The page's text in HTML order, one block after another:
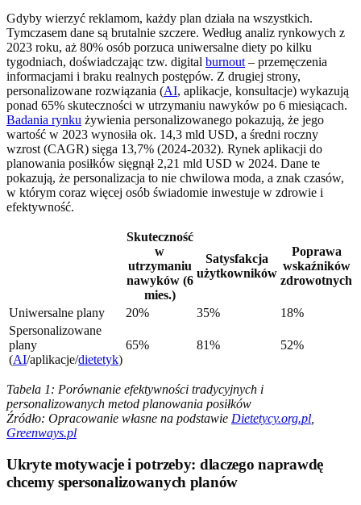
Gdyby wierzyć reklamom, każdy plan działa na wszystkich.
Tymczasem dane są brutalnie szczere. Według analiz rynkowych z
2023 roku, aż 80% osób porzuca uniwersalne diety po kilku
tygodniach, doświadczając tzw. digital burnout – przemęczenia
informacjami i braku realnych postępów. Z drugiej strony,
personalizowane rozwiązania (AI, aplikacje, konsultacje) wykazują
ponad 65% skuteczności w utrzymaniu nawyków po 6 miesiącach.
Badania rynku żywienia personalizowanego pokazują, że jego
wartość w 2023 wynosiła ok. 14,3 mld USD, a średni roczny
wzrost (CAGR) sięga 13,7% (2024-2032). Rynek aplikacji do
planowania posiłków sięgnął 2,21 mld USD w 2024. Dane te
pokazują, że personalizacja to nie chwilowa moda, a znak czasów,
w którym coraz więcej osób świadomie inwestuje w zdrowie i
efektywność.
Skuteczność
w
utrzymaniu
nawyków (6
mies.)
Satysfakcja
użytkowników
Poprawa
wskaźników
zdrowotnych
Uniwersalne plany 20% 35%
18%
Spersonalizowane
plany
(AI/aplikacje/dietetyk)
65% 81% 52%
Tabela 1: Porównanie efektywności tradycyjnych i
personalizowanych metod planowania posiłków
Źródło: Opracowanie własne na podstawie Dietetycy.org.pl
Greenways.pl
Ukryte motywacje i potrzeby: dlaczego naprawdę
chcemy spersonalizowanych planów